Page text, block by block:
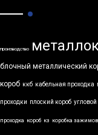
производство
блочный металлический
короб ккб кабельная проходка
проходки плоский короб угловой
проходка короб кз коробка зажимов